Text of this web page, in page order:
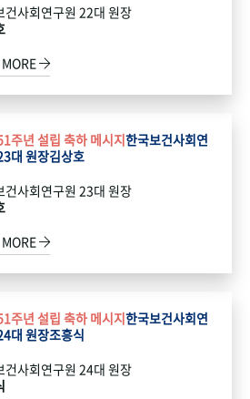
건사회연구원 22대 원장
주년 설립 축하 메시지한국보건사회연
대 원장김상호
건사회연구원 23대 원장
주년 설립 축하 메시지한국보건사회연
대 원장조흥식
건사회연구원 24대 원장